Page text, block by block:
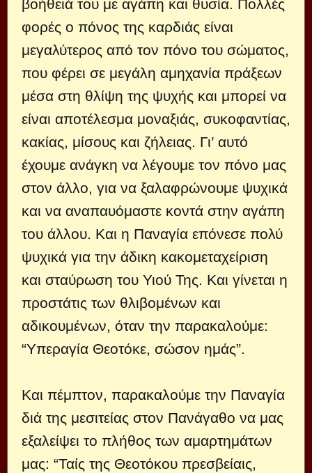
βοήθειά του με αγάπη και θυσία. Πολλές
φορές ο πόνος της καρδιάς είναι
μεγαλύτερος από τον πόνο του σώματος,
που φέρει σε μεγάλη αμηχανία πράξεων
μέσα στη θλίψη της ψυχής και μπορεί να
είναι αποτέλεσμα μοναξιάς, συκοφαντίας,
κακίας, μίσους και ζήλειας. Γι’ αυτό
έχουμε ανάγκη να λέγουμε τον πόνο μας
στον άλλο, για να ξαλαφρώνουμε ψυχικά
και να αναπαυόμαστε κοντά στην αγάπη
του άλλου. Και η Παναγία επόνεσε πολύ
ψυχικά για την άδικη κακομεταχείριση
και σταύρωση του Υιού Της. Και γίνεται η
προστάτις των θλιβομένων και
αδικουμένων, όταν την παρακαλούμε:
“Υπεραγία Θεοτόκε, σώσον ημάς”.
Και πέμπτον, παρακαλούμε την Παναγία
διά της μεσιτείας στον Πανάγαθο να μας
εξαλείψει το πλήθος των αμαρτημάτων
μας: “Ταίς της Θεοτόκου πρεσβείαις,